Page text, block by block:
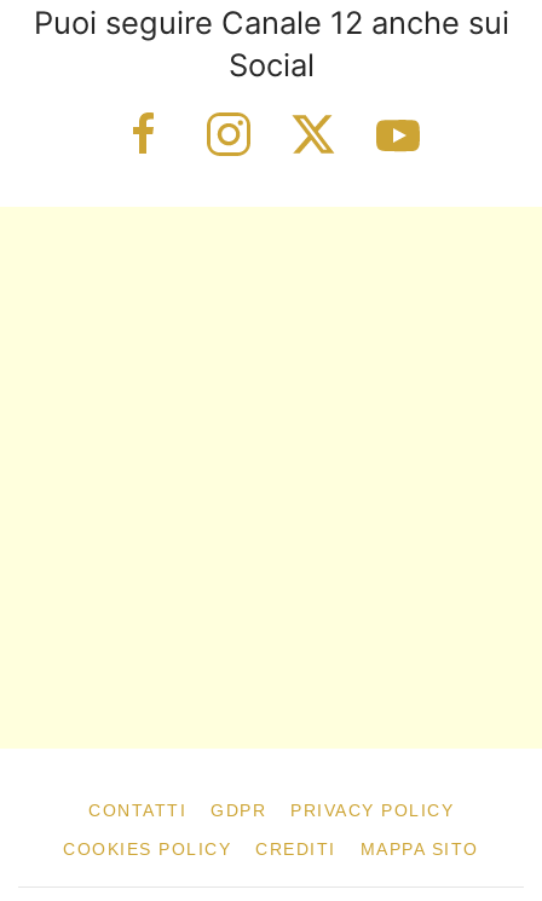
Puoi seguire Canale 12 anche sui
Social
CONTATTI GDPR
PRIVACY POLICY
COOKIES POLICY
CREDITI MAPPA SITO